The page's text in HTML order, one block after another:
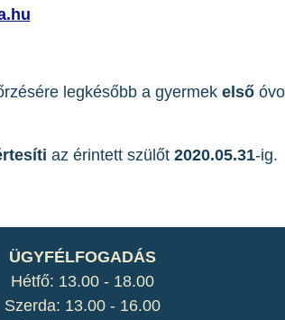
legkésőbb a gyermek első
az érintett szülőt 2020.05.31-ig.
ÜGYFÉLFOGADÁS
Hétfő: 13.00 - 18.00
Szerda: 13.00 - 16.00